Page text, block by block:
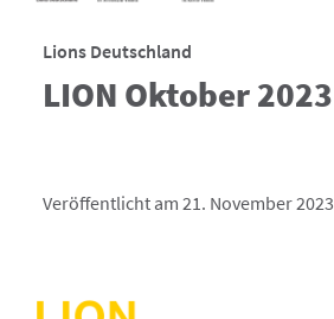
Lions Deutschland
LION Oktober 2023
Veröffentlicht am 21. November 2023